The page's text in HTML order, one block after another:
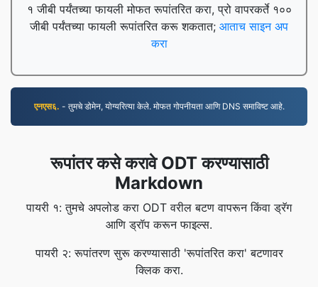
१ जीबी पर्यंतच्या फायली मोफत रूपांतरित करा, प्रो वापरकर्ते १००
जीबी पर्यंतच्या फायली रूपांतरित करू शकतात; आताच साइन अप
करा
एनएस६. - तुमचे डोमेन, योग्यरित्या केले. मोफत गोपनीयता आणि DNS समाविष्ट आहे.
रूपांतर कसे करावे ODT करण्यासाठी
Markdown
पायरी १: तुमचे अपलोड करा ODT वरील बटण वापरून किंवा ड्रॅग
आणि ड्रॉप करून फाइल्स.
पायरी २: रूपांतरण सुरू करण्यासाठी 'रूपांतरित करा' बटणावर
क्लिक करा.